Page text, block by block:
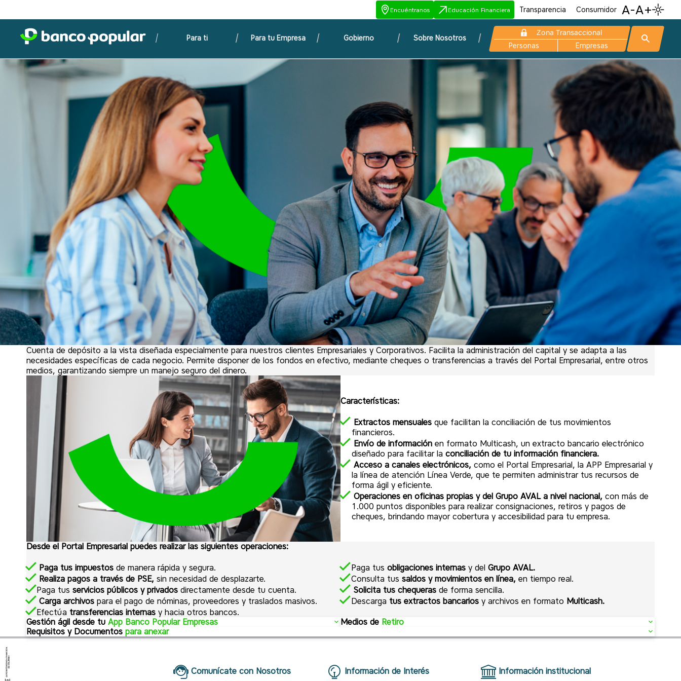
Encuéntranos Educación Financiera Transparencia Consumidor A-A+
Para ti Para tu Empresa Gobierno Sobre Nosotros
Zona Transaccional
Personas
Empresas
Cuenta Corriente
Empresarial
Cuenta de depósito a la vista diseñada especialmente para nuestros clientes Empresariales y Corporativos. Facilita la administración del capital y se adapta a las
necesidades específicas de cada negocio. Permite disponer de los fondos en efectivo, mediante cheques o transferencias a través del Portal Empresarial, entre otros
medios, garantizando siempre un manejo seguro del dinero.
Características:
Extractos mensuales que facilitan la conciliación de tus movimientos
financieros.
Envío de información en formato Multicash, un extracto bancario electrónico
diseñado para facilitar laconciliación de tu información financiera.
Acceso a canales electrónicos, como el Portal Empresarial, la APP Empresarial y
la línea de atención Línea Verde, que te permiten administrar tus recursos de
forma ágil y eficiente.
Operaciones en oficinas propias y del Grupo AVAL a nivel nacional, con más de
1.000 puntos disponibles para realizar consignaciones, retiros y pagos de
cheques, brindando mayor cobertura y accesibilidad para tu empresa.
Desde el Portal Empresarial puedes realizar las siguientes operaciones:
Paga tus impuestosde manera rápida y segura.
Realiza pagos a través de PSE,sin necesidad de desplazarte.
Paga tusservicios públicos y privadosdirectamente desde tu cuenta.
Carga archivospara el pago de nóminas, proveedores y traslados masivos.
Efectúa transferencias internasy hacia otros bancos.
Paga tus obligaciones internas y del Grupo AVAL.
Consulta tus saldos y movimientos en línea, en tiempo real.
Solicita tus chequeras de forma sencilla.
Descarga tus extractos bancarios y archivos en formato Multicash.
Gestión ágil desde tu App Banco Popular Empresas
Administra tu portafolio de productos y servicios de forma segura, estés donde
en tiempo real.
de manera rápida y sencilla.
Medios de Retiro
Cheques especiales:
Ofrecemos un servicio de
personalización de cheques,
adaptándonos al diseño gráfico y requerimientos específicos proporcionados
Requisitos y Documentos para anexar
Requisitos y Documentos:
Formato único de vinculación persona jurídica.
Carta solicitando apertura de la cuenta con condiciones de manejo y personas autorizadas para realizar la confirmación telefónica.
Anexar:
Fotocopia cédula de ciudadanía ó extranjería del Representante legal.
Certificado de existencia y representación legal no mayor a 30 días.
Comunícate con Nosotros Información de Interés Información institucional